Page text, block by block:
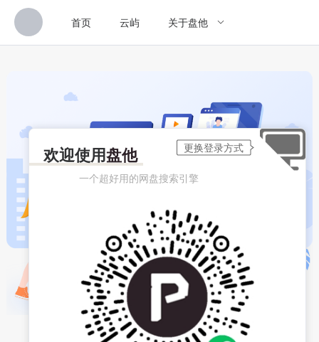
首页 云屿 关于盘他
欢迎使用盘他
一个超好用的网盘搜索引擎